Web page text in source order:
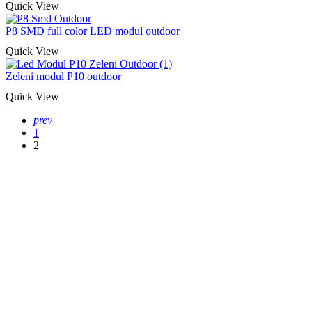
Quick View
P8 SMD full color LED modul outdoor
Quick View
Zeleni modul P10 outdoor
Quick View
prev
1
2